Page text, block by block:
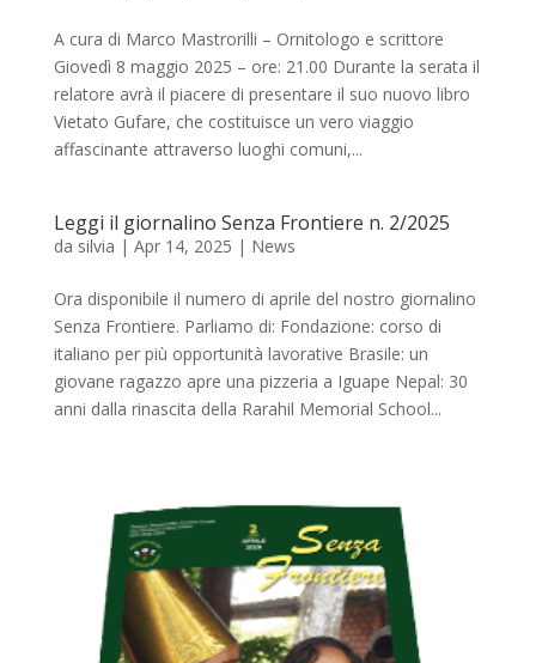
A cura di Marco Mastrorilli – Ornitologo e scrittore
Giovedì 8 maggio 2025 – ore: 21.00 Durante la serata il
relatore avrà il piacere di presentare il suo nuovo libro
Vietato Gufare, che costituisce un vero viaggio
affascinante attraverso luoghi comuni,...
Leggi il giornalino Senza Frontiere n. 2/2025
da silvia | Apr 14, 2025 | News
Ora disponibile il numero di aprile del nostro giornalino
Senza Frontiere. Parliamo di: Fondazione: corso di
italiano per più opportunità lavorative Brasile: un
giovane ragazzo apre una pizzeria a Iguape Nepal: 30
anni dalla rinascita della Rarahil Memorial School...